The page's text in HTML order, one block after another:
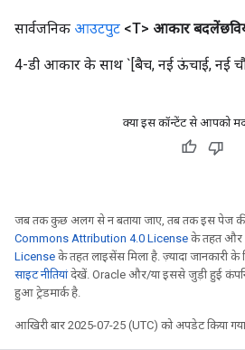
सार्वजनिक आउटपुट <T> आकार
4-डी आकार के साथ `[बैच, नई ऊंचाई, नई
क्या इस कॉन्टेंट से आपको
जब तक कुछ अलग से न बताया जाए, तब तक इस पेज की
Commons Attribution 4.0 License के तहत और
License के तहत लाइसेंस मिला है. ज़्यादा जानकारी के
साइट नीतियांदेखें. Oracle और/या इससे जुड़ी हुई
हुआ ट्रेडमार्क है.
आखिरी बार 2025-07-25 (UTC) को अपडेट किया